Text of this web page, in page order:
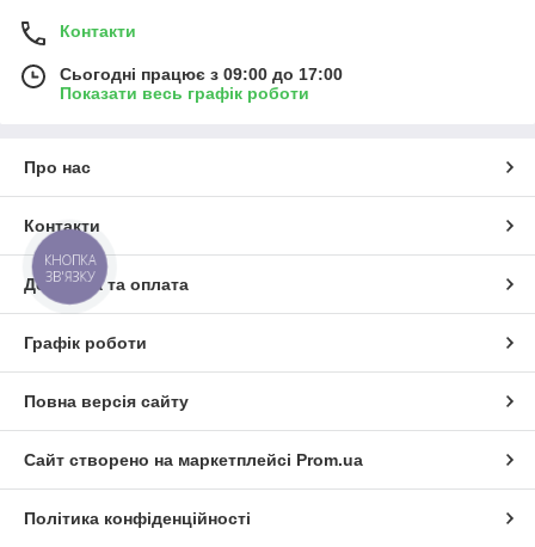
Контакти
Сьогодні працює з 09:00 до 17:00
Показати весь графік роботи
Про нас
Контакти
Доставка та оплата
Графік роботи
Повна версія сайту
Сайт створено на маркетплейсі Prom.ua
Політика конфіденційності
КНОПКА
ЗВ'ЯЗКУ